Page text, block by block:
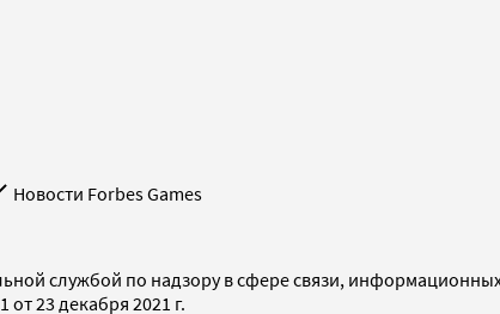
Новости Forbes Games
службой по надзору в сфере связи,
23 декабря 2021 г.